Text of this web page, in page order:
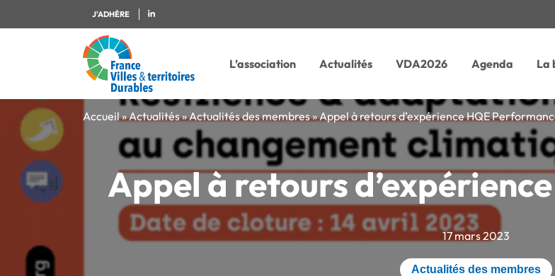
J'ADHÈRE
L’association Actualités VDA2026 Agenda La
Accueil»Actualités»Actualités des membres»Appel à retours d’expérience HQE
Appel à retours
17 mars 2023
Actualités des membres